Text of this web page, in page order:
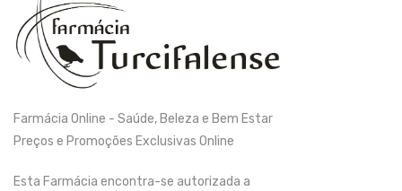
Farmácia Online - Saúde, Beleza e Bem Estar
Preços e Promoções Exclusivas Online
Esta Farmácia encontra-se autorizada a